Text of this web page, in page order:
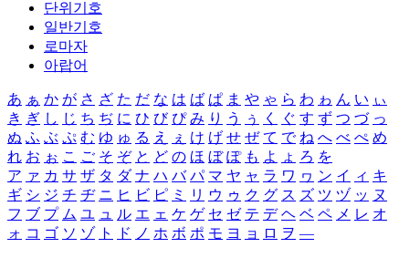
단위기호
일반기호
로마자
아랍어
あ ぁ か が さ ざ た だ な は ば ぱ ま や ゃ ら わ ゎ ん い ぃ
き ぎ し じ ち ぢ に ひ び ぴ み り う ぅ く ぐ す ず つ づ っ
ぬ ふ ぶ ぷ む ゆ ゅ る え ぇ け げ せ ぜ て で ね へ べ ぺ め
れ お ぉ こ ご そ ぞ と ど の ほ ぼ ぽ も よ ょ ろ を
ア ァ カ サ ザ タ ダ ナ ハ バ パ マ ヤ ャ ラ ワ ヮ ン イ ィ キ
ギ シ ジ チ ヂ ニ ヒ ビ ピ ミ リ ウ ゥ ク グ ス ズ ツ ヅ ッ ヌ
フ ブ プ ム ユ ュ ル エ ェ ケ ゲ セ ゼ テ デ ヘ ベ ペ メ レ オ
ォ コ ゴ ソ ゾ ト ド ノ ホ ボ ポ モ ヨ ョ ロ ヲ ―